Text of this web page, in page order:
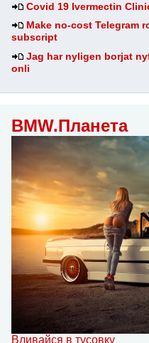
Covid 19 Ivermectin
Make no-cost Telegram
subscript
Jag har nyligen borjat
onli
BMW.Планета
Вливайся в тусовку